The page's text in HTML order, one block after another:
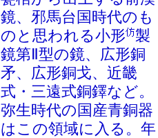
鏡、邪馬台国時代のも
のと思われる小形
製
鏡第Ⅱ型の鏡、広形銅
矛、広形銅戈、近畿
式・三遠式銅鐸など。
弥生時代の国産青銅器
はこの領域に入る。年